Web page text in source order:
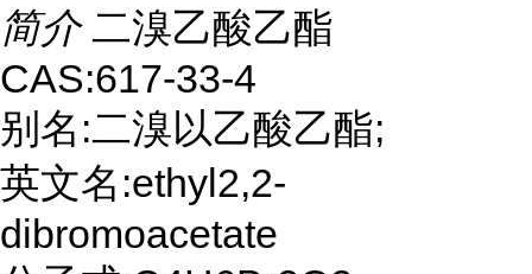
简介 二溴乙酸乙酯
CAS:617-33-4
别名:二溴以乙酸乙酯;
英文名:ethyl2,2-
dibromoacetate